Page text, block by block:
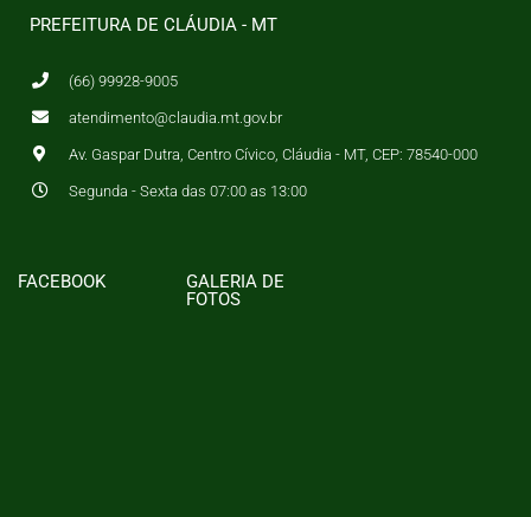
PREFEITURA DE CLÁUDIA - MT
(66) 99928-9005
atendimento@claudia.mt.gov.br
Av. Gaspar Dutra, Centro Cívico, Cláudia - MT, CEP: 78540-000
Segunda - Sexta das 07:00 as 13:00
FACEBOOK
GALERIA DE
FOTOS